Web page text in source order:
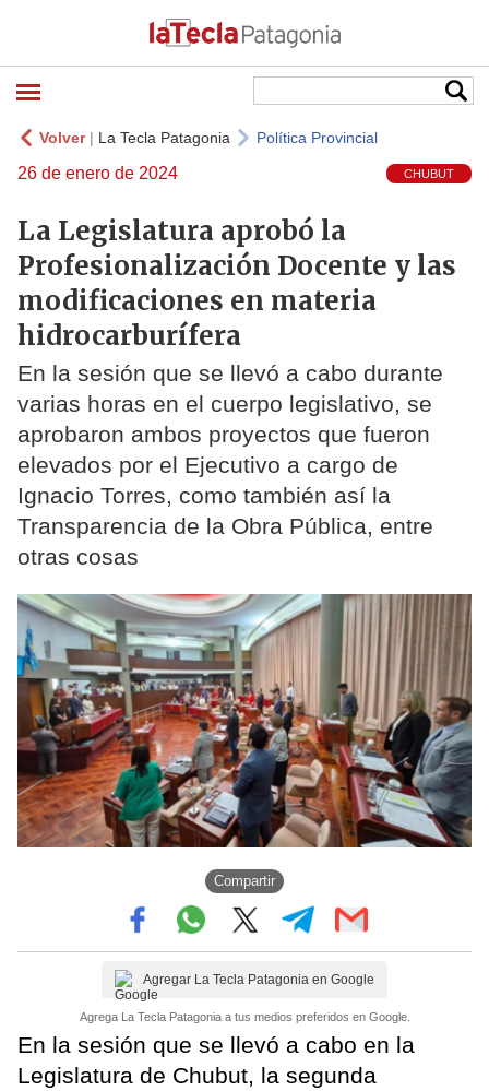
Volver| La Tecla Patagonia Política Provincial
26 de enero de 2024 CHUBUT
La Legislatura aprobó la
Profesionalización Docente y las
modificaciones en materia
hidrocarburífera
En la sesión que se llevó a cabo durante
varias horas en el cuerpo legislativo, se
aprobaron ambos proyectos que fueron
elevados por el Ejecutivo a cargo de
Ignacio Torres, como también así la
Transparencia de la Obra Pública, entre
otras cosas
Compartir
Agregar La Tecla Patagonia en Google
Agrega La Tecla Patagonia a tus medios preferidos en Google.
En la sesión que se llevó a cabo en la
Legislatura de Chubut, la segunda